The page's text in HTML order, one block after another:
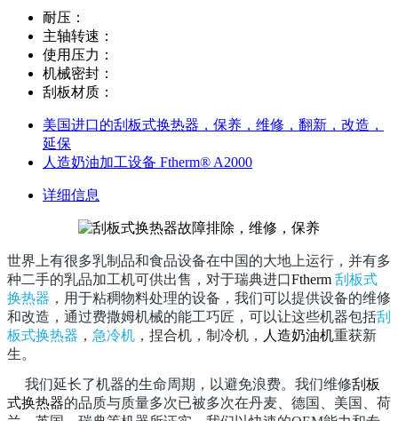
耐压：
主轴转速：
使用压力：
机械密封：
刮板材质：
美国进口的刮板式换热器，保养，维修，翻新，改造，
延保
人造奶油加工设备 Ftherm® A2000
详细信息
世界上有很多乳制品和食品设备在中国的大地上运行，并有多
种二手的乳品加工机可供出售，对于瑞典进口Ftherm 刮板式
换热器 ， 用于粘稠物料处理的设备，我们可以提供设备的维修
和改造，通过费撒姆机械的能工巧匠，可以让这些机器包括刮
板式换热器 ， 急冷机 ，捏合机，制冷机， 人造奶油机重获新
生。
我们延长了机器的生命周期，以避免浪费。我们维修刮板
式换热器的品质与质量多次已被多次在丹麦、德国、美国、荷